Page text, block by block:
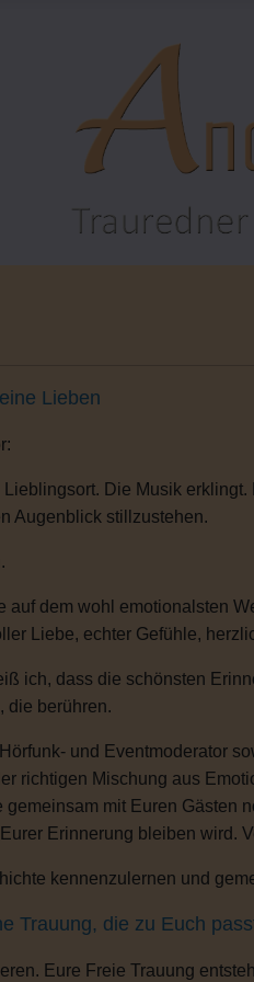
Lieben
Lieblingsort. Die Musik
Augenblick stillzustehen.
auf dem wohl emotionalsten
Liebe, echter Gefühle,
ich, dass die schönsten
die berühren.
und Eventmoderator
richtigen Mischung aus
gemeinsam mit Euren
Erinnerung bleiben wird.
kennenzulernen und
Trauung, die zu Euch
Eure Freie Trauung